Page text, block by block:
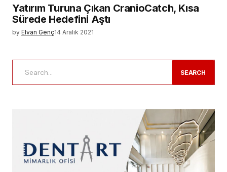
Yatırım Turuna Çıkan CranioCatch, Kısa
Sürede Hedefini Aştı
by Elvan Genç14 Aralık 2021
SEARCH